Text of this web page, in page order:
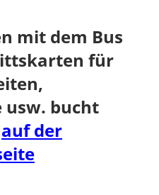
mit dem Bus
für
usw. bucht
auf der